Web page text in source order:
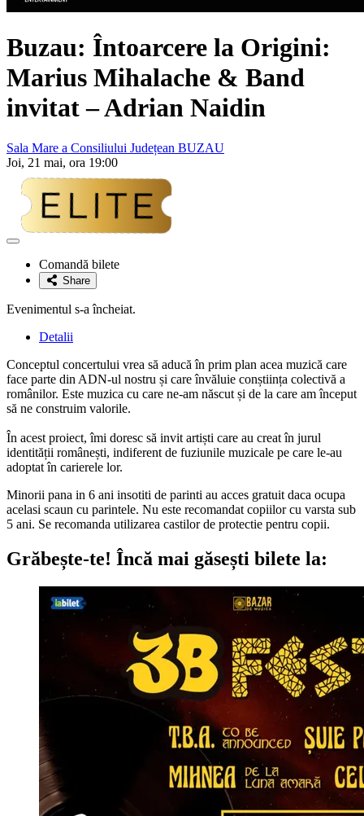
Buzau: Întoarcere la Origini:
Marius Mihalache & Band
invitat – Adrian Naidin
Sala Mare a Consiliului Județean BUZAU
Joi, 21 mai, ora 19:00
Adaugă
favoriteComandă bilete
Share
Evenimentul s-a încheiat.
Detalii
Conceptul concertului vrea să aducă în prim plan acea muzică care
face parte din ADN-ul nostru și care învăluie conștiința colectivă a
românilor. Este muzica cu care ne-am născut și de la care am început
să ne construim valorile.
În acest proiect, îmi doresc să invit artiști care au creat în jurul
identității românești, indiferent de fuziunile muzicale pe care le-au
adoptat în carierele lor.
Minorii pana in 6 ani insotiti de parinti au acces gratuit daca ocupa
acelasi scaun cu parintele. Nu este recomandat copiilor cu varsta sub
5 ani. Se recomanda utilizarea castilor de protectie pentru copii.
Grăbește-te! Încă mai găsești bilete la: